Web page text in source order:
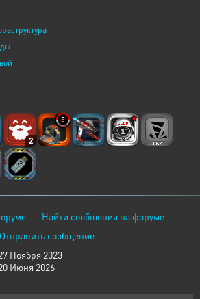
2
Найти сообщения на форуме
Отправить сообщение
Ноября 2023
Июня 2026